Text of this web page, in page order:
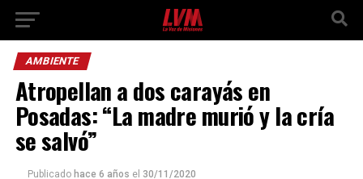
AMBIENTE
Atropellan a dos carayás en
Posadas: “La madre murió y la cría
se salvó”
Publicado hace 6 años el 30/11/2020